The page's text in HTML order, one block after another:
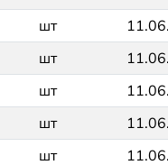
шт
шт
шт
шт
шт